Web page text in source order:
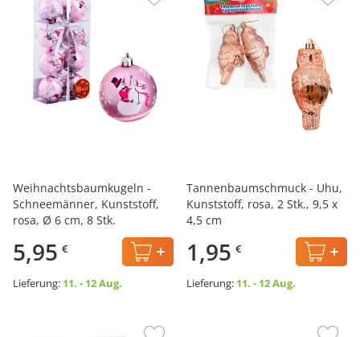
Weihnachtsbaumkugeln -
Schneemänner, Kunststoff,
rosa, Ø 6 cm, 8 Stk.
5,95 €
Lieferung: 11. - 12 Aug.
Tannenbaumschmuck - Uhu,
Kunststoff, rosa, 2 Stk., 9,5 х
4,5 cm
1,95 €
Lieferung: 11. - 12 Aug.